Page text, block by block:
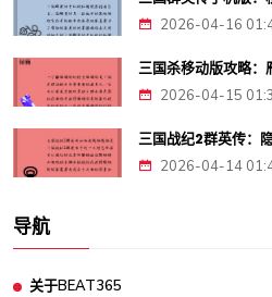
2026-04-16
三国杀移动版攻略：
2026-04-15
三国战纪2群英传：
2026-04-14
导航
关于BEAT365